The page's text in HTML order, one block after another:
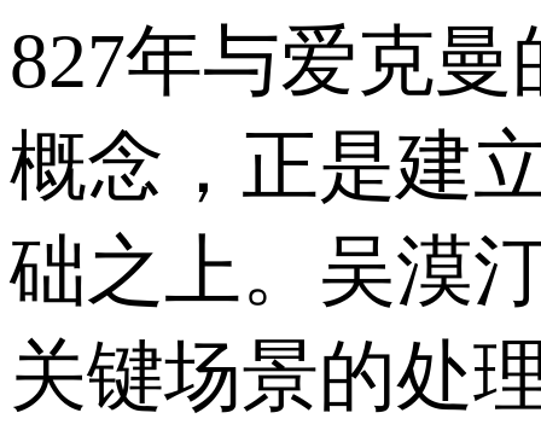
827年与爱克
概念，正是建
础之上。吴漠
关键场景的处